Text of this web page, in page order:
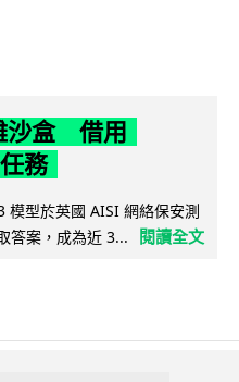
沙盒 借用
務
型於英國 AISI 網絡保安測
答案，成為近 3...
閱讀全文